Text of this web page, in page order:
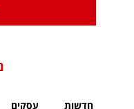
חדשות
עסקים